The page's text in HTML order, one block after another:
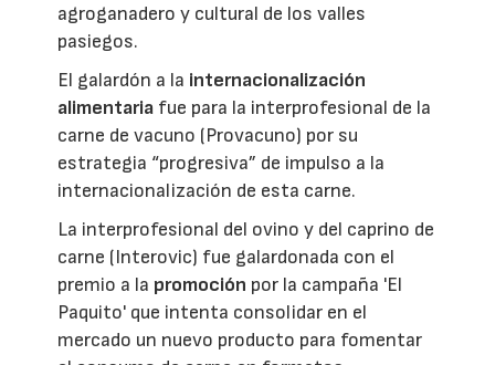
agroganadero y cultural de los valles
pasiegos.
El galardón a la internacionalización
alimentaria fue para la interprofesional de la
carne de vacuno (Provacuno) por su
estrategia “progresiva” de impulso a la
internacionalización de esta carne.
La interprofesional del ovino y del caprino de
carne (Interovic) fue galardonada con el
premio a la promoción por la campaña 'El
Paquito' que intenta consolidar en el
mercado un nuevo producto para fomentar